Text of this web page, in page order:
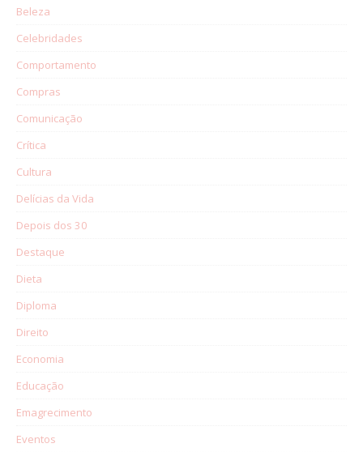
Beleza
Celebridades
Comportamento
Compras
Comunicação
Crítica
Cultura
Delícias da Vida
Depois dos 30
Destaque
Dieta
Diploma
Direito
Economia
Educação
Emagrecimento
Eventos